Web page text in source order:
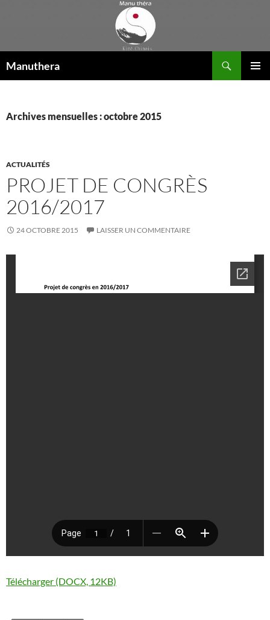
Manuthera
Archives mensuelles : octobre 2015
ACTUALITÉS
PROJET DE CONGRÈS
2016/2017
24 OCTOBRE 2015 LAISSER UN COMMENTAIRE
Télécharger (DOCX, 12KB)